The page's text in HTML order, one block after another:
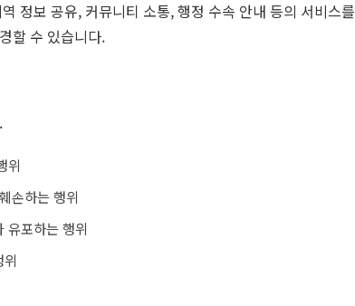
정보 공유, 커뮤니티 소통, 행정 수속 안내 등의 서비스를
할 수 있습니다.
위
손하는 행위
유포하는 행위